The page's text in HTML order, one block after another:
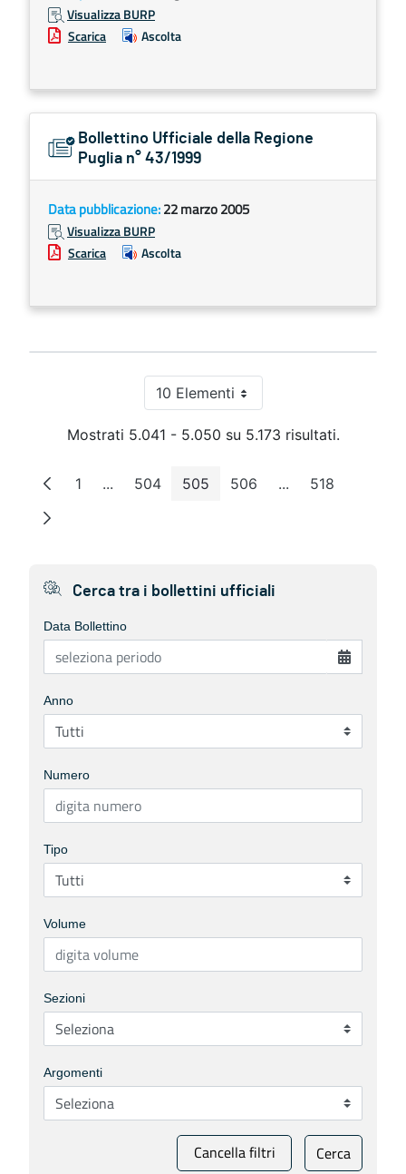
Visualizza BURP
Scarica
Ascolta
Bollettino Ufficiale della Regione
Puglia n° 43/1999
Data pubblicazione:22 marzo 2005
Visualizza BURP
Scarica
Ascolta
10 ElementiPer pagina
Mostrati 5.041 - 5.050 su 5.173 risultati.
Pagina
1 ...Pagine intermedie
Pagina
504 Pagina
505 Pagina
506 ...Pagine intermedie
Pagina
518
Cerca tra i bollettini ufficiali
Data Bollettino
Anno
Numero
Tipo
Volume
Sezioni
Argomenti
Cancella filtri Cerca